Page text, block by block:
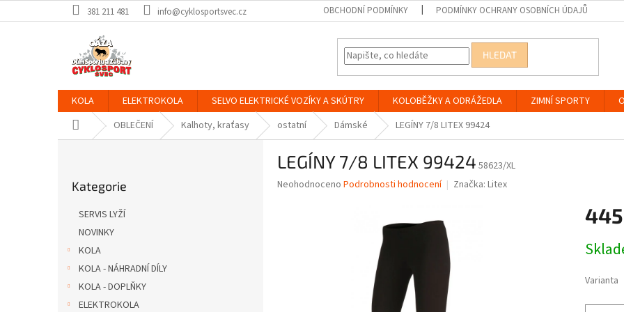
na
381 211 481 info@cyklosportsvec.cz OBCHODNÍ PODMÍNKY PODMÍNKY OCHRANY OSOBNÍCH ÚDAJŮ
HLEDAT
KOLA ELEKTROKOLA SELVO ELEKTRICKÉ VOZÍKY A SKÚTRY KOLOBĚŽKY A ODRÁŽEDLA ZIMNÍ SPORTY
Domů OBLEČENÍ Kalhoty, kraťasy ostatní Dámské LEGÍNY 7/8 LITEX 99424
kategorie
Kategorie
SERVIS LYŽÍ
NOVINKY
KOLA
KOLA - NÁHRADNÍ DÍLY
KOLA - DOPLŇKY
ELEKTROKOLA
LEGÍNY 7/8 LITEX 99424 58623/XL
Průměrné
Neohodnoceno Podrobnosti hodnocení Značka: Litex
cena:
Varianta